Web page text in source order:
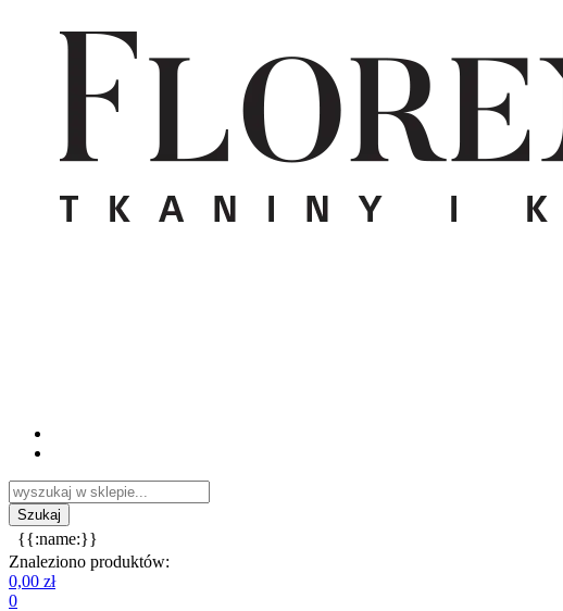
{{:name:}}
Znaleziono produktów:
0,00 zł
0